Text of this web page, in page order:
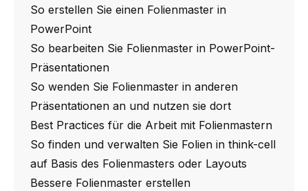
So erstellen Sie einen Folienmaster in
PowerPoint
So bearbeiten Sie Folienmaster in PowerPoint-
Präsentationen
So wenden Sie Folienmaster in anderen
Präsentationen an und nutzen sie dort
Best Practices für die Arbeit mit Folienmastern
So finden und verwalten Sie Folien in think-cell
auf Basis des Folienmasters oder Layouts
Bessere Folienmaster erstellen